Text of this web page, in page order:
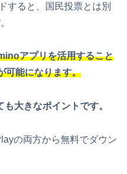
すると、国民投票とは別
。
アプリを活用すること
可能になります。
大きなポイントです。
の両方から無料でダウン